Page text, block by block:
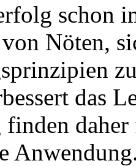
schon
Nöten,
das